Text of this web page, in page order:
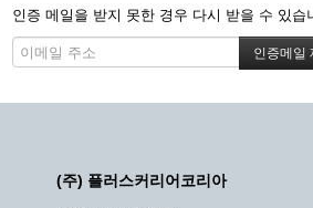
인증 메일을 받지 못한 경우 다시 받을 수 있습
(주) 플러스커리어코리아